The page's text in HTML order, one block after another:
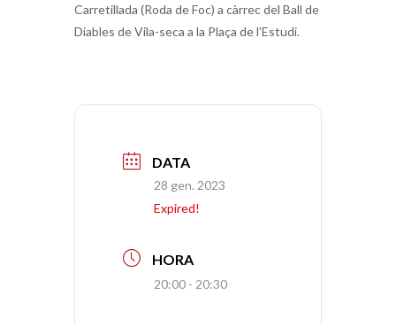
Carretillada (Roda de Foc) a càrrec del Ball de
Diables de Vila-seca a la Plaça de l’Estudi.
DATA
28 gen. 2023
Expired!
HORA
20:00 - 20:30